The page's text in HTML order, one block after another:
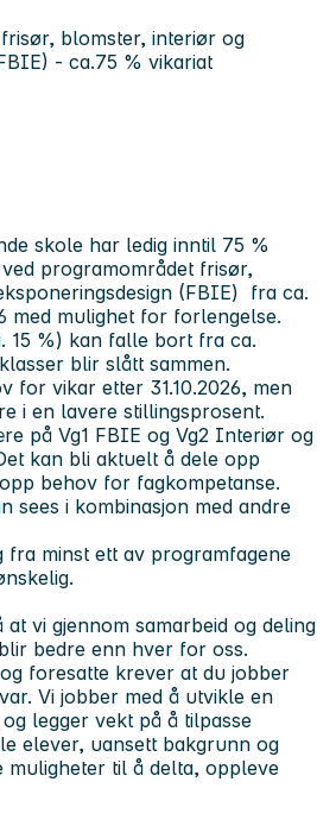
blomster, interiør og
- ca.75 % vikariat
skole har ledig inntil 75 %
programområdet frisør,
(FBIE) fra ca.
med mulighet for forlengelse.
15 %) kan falle bort fra ca.
blir slått sammen.
for vikar etter 31.10.2026, men
i en lavere stillingsprosent.
på Vg1 FBIE og Vg2 Interiør og
kan bli aktuelt å dele opp
behov for fagkompetanse.
sees i kombinasjon med andre
fra minst ett av programfagene
at vi gjennom samarbeid og deling
bedre enn hver for oss.
foresatte krever at du jobber
Vi jobber med å utvikle en
legger vekt på å tilpasse
elever, uansett bakgrunn og
muligheter til å delta, oppleve